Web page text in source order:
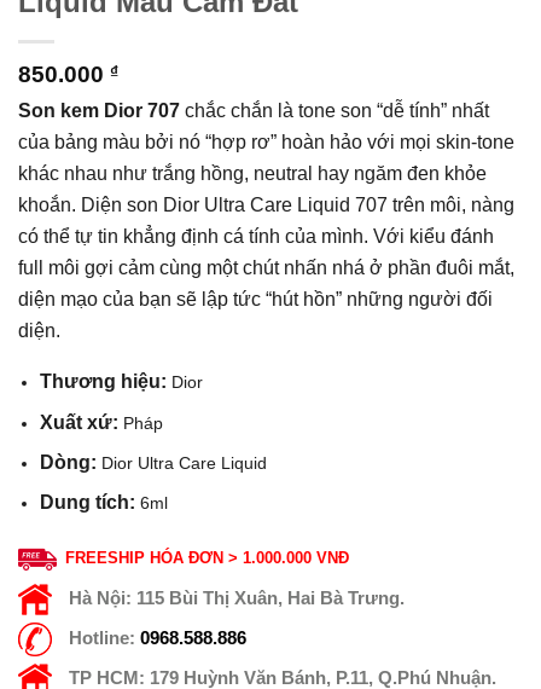
850.000 ₫
Son kem Dior 707 chắc chắn là tone son “dễ tính” nhất
của bảng màu bởi nó “hợp rơ” hoàn hảo với mọi skin-tone
khác nhau như trắng hồng, neutral hay ngăm đen khỏe
khoắn. Diện son Dior Ultra Care Liquid 707 trên môi, nàng
có thể tự tin khẳng định cá tính của mình. Với kiểu đánh
full môi gợi cảm cùng một chút nhấn nhá ở phần đuôi mắt,
diện mạo của bạn sẽ lập tức “hút hồn” những người đối
diện.
Thương hiệu: Dior
Xuất xứ: Pháp
Dòng: Dior Ultra Care Liquid
Dung tích: 6ml
FREESHIP HÓA ĐƠN > 1.000.000 VNĐ
Hà Nội: 115 Bùi Thị Xuân, Hai Bà Trưng.
Hotline: 0968.588.886
TP HCM: 179 Huỳnh Văn Bánh, P.11, Q.Phú Nhuận.